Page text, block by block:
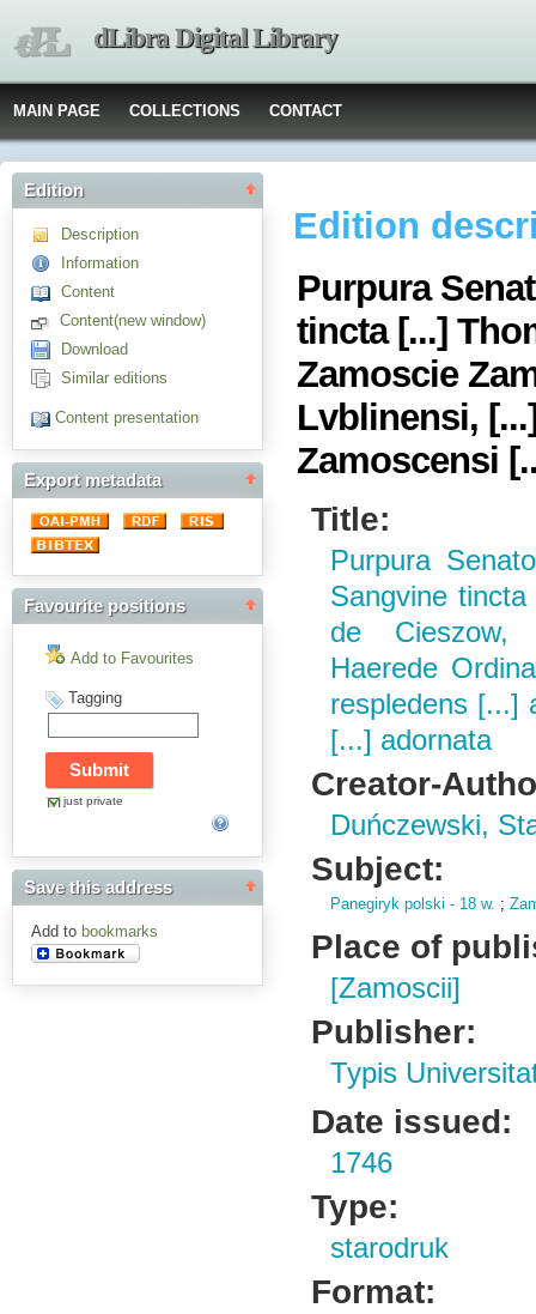
dLibra Digital Library
MAIN PAGE COLLECTIONS CONTACT
Edition
Description
Information
Content
Content(new window)
Download
Similar editions
Content presentation
Export metadata
Favourite positions
Add to Favourites
Tagging
just private
Save this address
Add to bookmarks
Edition
Purpura
tincta [...]
Zamoscie
Lvblinensi,
Zamoscensi
Title:
Purpura
Sangvine
de Cieszow,
Haerede
respledens [...]
[...] adornata
Creator-
Duńczewski,
Subject:
Panegiryk polski - 18 w. ;
Place of
[Zamoscii]
Publisher:
Typis
Date issued:
1746
Type:
starodruk
Format: